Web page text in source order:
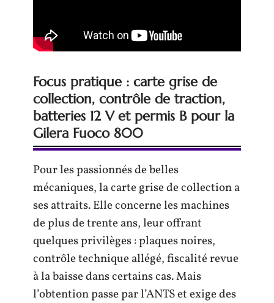
Focus pratique : carte grise de
collection, contrôle de traction,
batteries 12 V et permis B pour la
Gilera Fuoco 800
Pour les passionnés de belles
mécaniques, la carte grise de collection a
ses attraits. Elle concerne les machines
de plus de trente ans, leur offrant
quelques privilèges : plaques noires,
contrôle technique allégé, fiscalité revue
à la baisse dans certains cas. Mais
l’obtention passe par l’ANTS et exige des